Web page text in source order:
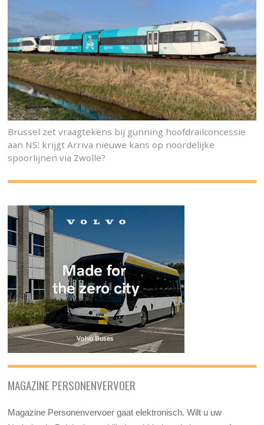
Brussel zet vraagtekens bij gunning hoofdrailconcessie
aan NS: krijgt Arriva nieuwe kans op noordelijke
spoorlijnen via Zwolle?
MAGAZINE PERSONENVERVOER
Magazine Personenvervoer gaat elektronisch. Wilt u uw